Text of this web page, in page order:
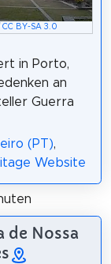
CC BY-SA 3.0
in Porto,
an
Guerra
(PT),
Website
de Nossa